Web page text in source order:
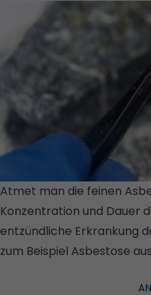
Atmet man die feinen
Konzentration und Dauer
entzündliche Erkrankung
zum Beispiel Asbestose